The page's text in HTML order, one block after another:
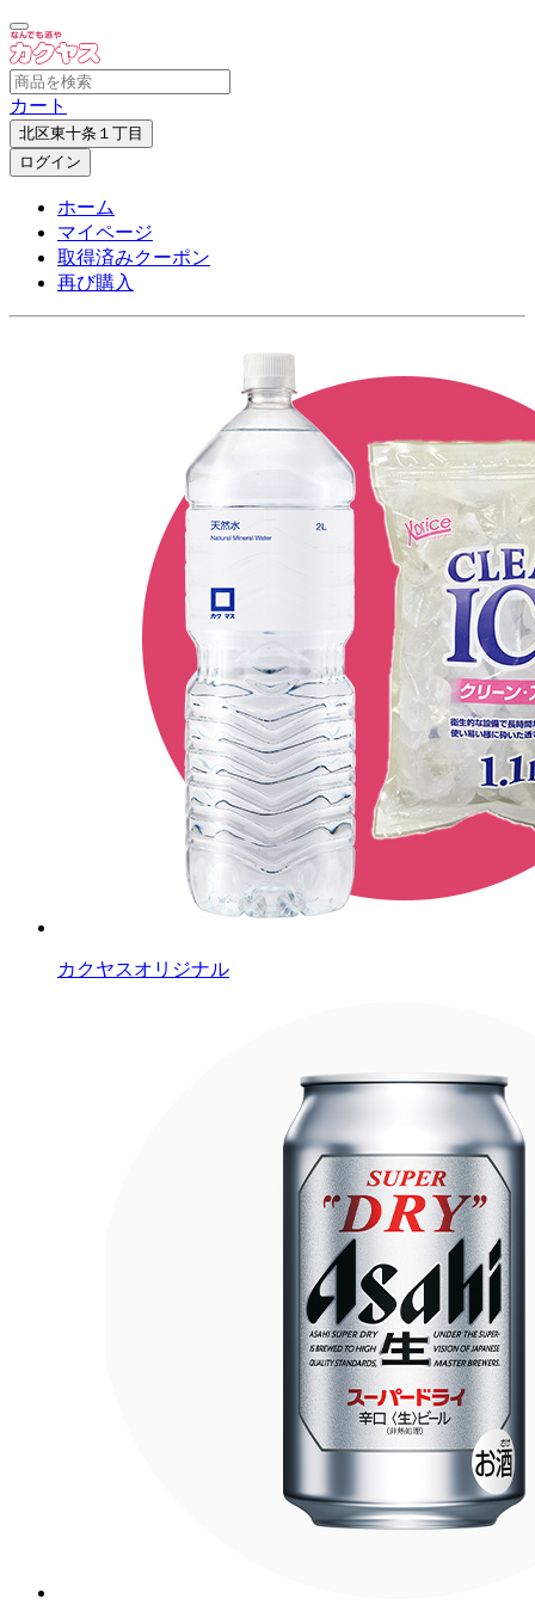
カート
北区東十条１丁目
ログイン
ホーム
マイページ
取得済みクーポン
再び購入
カクヤスオリジナル